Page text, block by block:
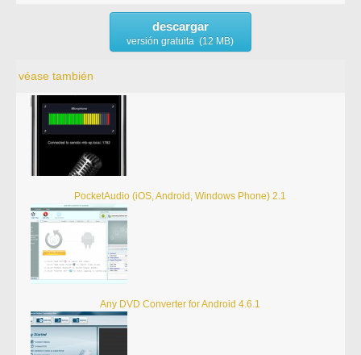
descargar
versión gratuita (12 MB)
véase también
PocketAudio (iOS, Android, Windows Phone) 2.1
Any DVD Converter for Android 4.6.1